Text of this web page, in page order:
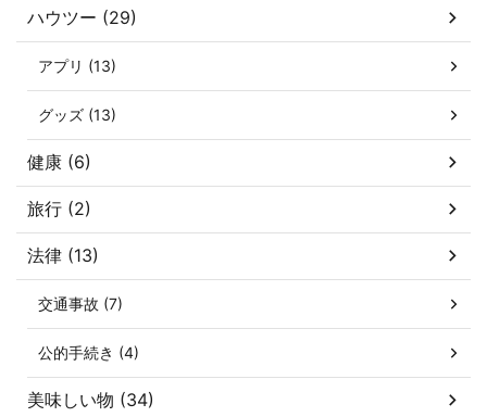
ハウツー (29)
アプリ (13)
グッズ (13)
健康 (6)
旅行 (2)
法律 (13)
交通事故 (7)
公的手続き (4)
美味しい物 (34)